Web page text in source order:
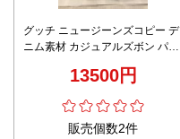
グッチ ニュージーンズコピー デ
ニム素材 カジュアルズボン パン
13500円
販売個数2件